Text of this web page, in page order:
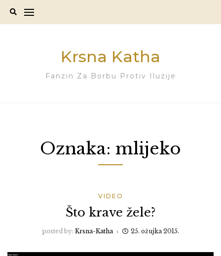
Krsna Katha
Fanzin Za Borbu Protiv Iluzije
Oznaka: mlijeko
VIDEO
Što krave žele?
posted by: Krsna-Katha 25. ožujka 2015.